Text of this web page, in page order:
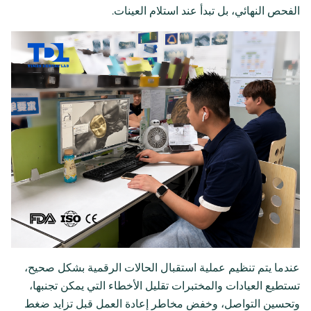
الفحص النهائي، بل تبدأ عند استلام العينات.
عندما يتم تنظيم عملية استقبال الحالات الرقمية بشكل صحيح،
تستطيع العيادات والمختبرات تقليل الأخطاء التي يمكن تجنبها،
وتحسين التواصل، وخفض مخاطر إعادة العمل قبل تزايد ضغط